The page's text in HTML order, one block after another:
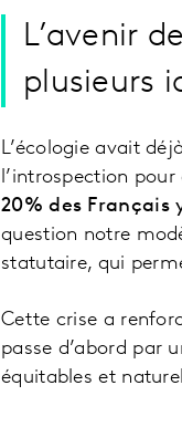
L’avenir
plusieurs
L’écologie avait
l’introspection
20% des Français
question notre
statutaire, qui
Cette crise a
passe d’abord par
équitables et